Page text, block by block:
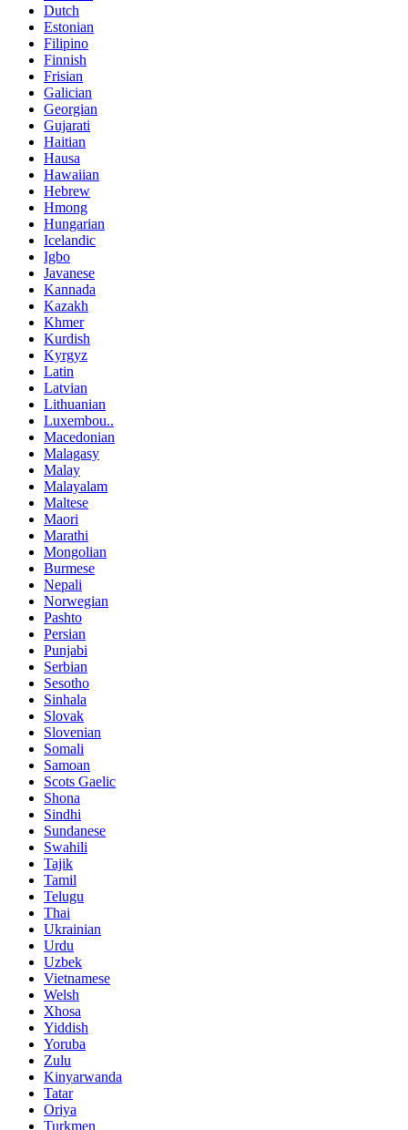
Dutch
Estonian
Filipino
Finnish
Frisian
Galician
Georgian
Gujarati
Haitian
Hausa
Hawaiian
Hebrew
Hmong
Hungarian
Icelandic
Igbo
Javanese
Kannada
Kazakh
Khmer
Kurdish
Kyrgyz
Latin
Latvian
Lithuanian
Luxembou..
Macedonian
Malagasy
Malay
Malayalam
Maltese
Maori
Marathi
Mongolian
Burmese
Nepali
Norwegian
Pashto
Persian
Punjabi
Serbian
Sesotho
Sinhala
Slovak
Slovenian
Somali
Samoan
Scots Gaelic
Shona
Sindhi
Sundanese
Swahili
Tajik
Tamil
Telugu
Thai
Ukrainian
Urdu
Uzbek
Vietnamese
Welsh
Xhosa
Yiddish
Yoruba
Zulu
Kinyarwanda
Tatar
Oriya
Turkmen